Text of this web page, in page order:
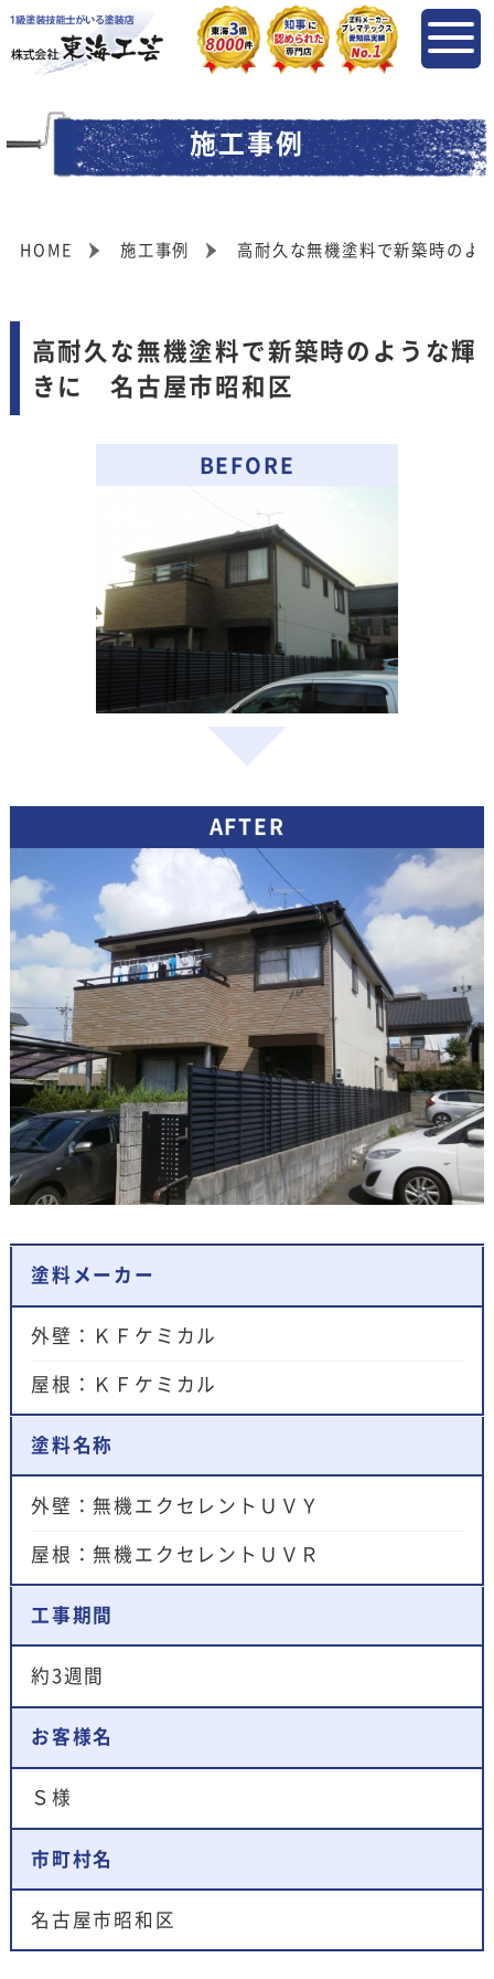
施工事例
HOME 施工事例 高耐久な無機塗料で新築時の
高耐久な無機塗料で新築時のような輝
きに 名古屋市昭和区
BEFORE
AFTER
塗料メーカー
外壁：ＫＦケミカル
屋根：ＫＦケミカル
塗料名称
外壁：無機エクセレントＵＶＹ
屋根：無機エクセレントＵＶＲ
工事期間
約3週間
お客様名
Ｓ様
市町村名
名古屋市昭和区